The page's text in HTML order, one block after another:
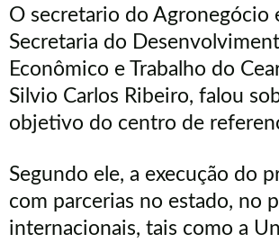
O secretario do Agronegócio
Secretaria do
Econômico e Trabalho do
Silvio Carlos Ribeiro, falou
objetivo do centro de
Segundo ele, a execução do
com parcerias no estado, no
internacionais, tais como a